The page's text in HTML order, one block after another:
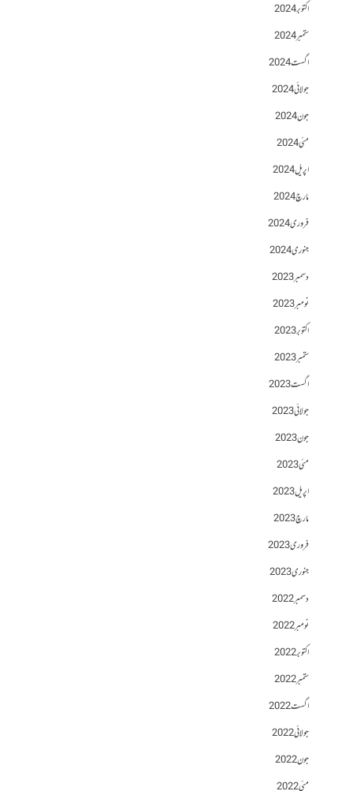
اکتوبر 2024
ستمبر 2024
اگست 2024
جولائی 2024
جون 2024
مئی 2024
اپریل 2024
مارچ 2024
فروری 2024
جنوری 2024
دسمبر 2023
نومبر 2023
اکتوبر 2023
ستمبر 2023
اگست 2023
جولائی 2023
جون 2023
مئی 2023
اپریل 2023
مارچ 2023
فروری 2023
جنوری 2023
دسمبر 2022
نومبر 2022
اکتوبر 2022
ستمبر 2022
اگست 2022
جولائی 2022
جون 2022